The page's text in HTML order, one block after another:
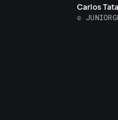
Carlos
©